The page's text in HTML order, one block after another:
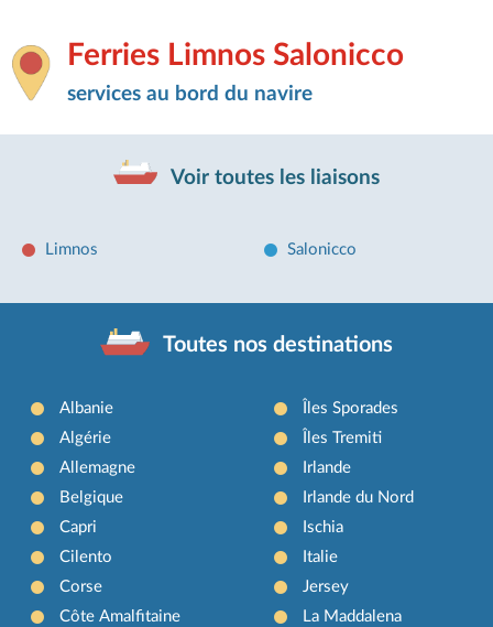
Ferries Limnos Salonicco
services au bord du navire
Voir toutes les liaisons
Limnos Salonicco
Toutes nos destinations
Albanie
Algérie
Allemagne
Belgique
Capri
Cilento
Corse
Côte Amalfitaine
Îles Sporades
Îles Tremiti
Irlande
Irlande du Nord
Ischia
Italie
Jersey
La Maddalena